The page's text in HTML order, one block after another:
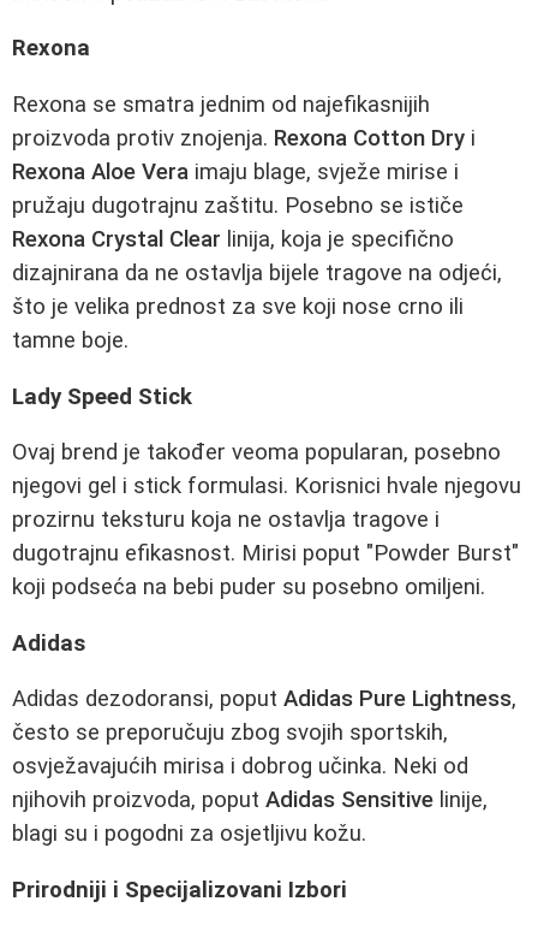
Rexona
Rexona se smatra jednim od najefikasnijih
proizvoda protiv znojenja. Rexona Cotton Dry i
Rexona Aloe Vera imaju blage, svježe mirise i
pružaju dugotrajnu zaštitu. Posebno se ističe
Rexona Crystal Clear linija, koja je specifično
dizajnirana da ne ostavlja bijele tragove na odjeći,
što je velika prednost za sve koji nose crno ili
tamne boje.
Lady Speed Stick
Ovaj brend je također veoma popularan, posebno
njegovi gel i stick formulasi. Korisnici hvale njegovu
prozirnu teksturu koja ne ostavlja tragove i
dugotrajnu efikasnost. Mirisi poput "Powder Burst"
koji podseća na bebi puder su posebno omiljeni.
Adidas
Adidas dezodoransi, poput Adidas Pure Lightness,
često se preporučuju zbog svojih sportskih,
osvježavajućih mirisa i dobrog učinka. Neki od
njihovih proizvoda, poput Adidas Sensitive linije,
blagi su i pogodni za osjetljivu kožu.
Prirodniji i Specijalizovani Izbori